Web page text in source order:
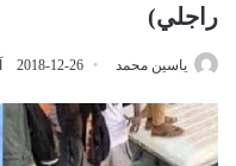
راجلي)
ياسين محمد 2018-12-26